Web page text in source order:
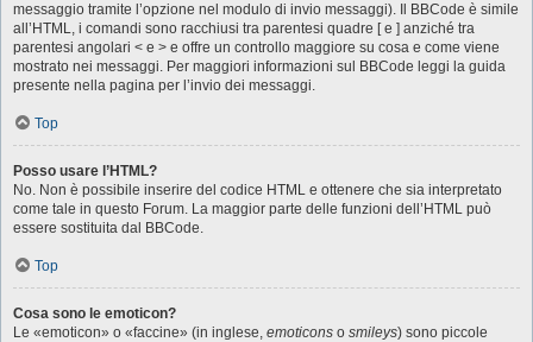
messaggio tramite l’opzione nel modulo di invio messaggi). Il BBCode è simile
all’HTML, i comandi sono racchiusi tra parentesi quadre [ e ] anziché tra
parentesi angolari < e > e offre un controllo maggiore su cosa e come viene
mostrato nei messaggi. Per maggiori informazioni sul BBCode leggi la guida
presente nella pagina per l’invio dei messaggi.
Top
Posso usare l’HTML?
No. Non è possibile inserire del codice HTML e ottenere che sia interpretato
come tale in questo Forum. La maggior parte delle funzioni dell’HTML può
essere sostituita dal BBCode.
Top
Cosa sono le emoticon?
Le «emoticon» o «faccine» (in inglese, emoticons o smileys) sono piccole